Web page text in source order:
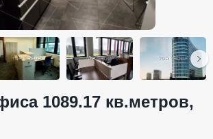
1089.17 кв.метров,